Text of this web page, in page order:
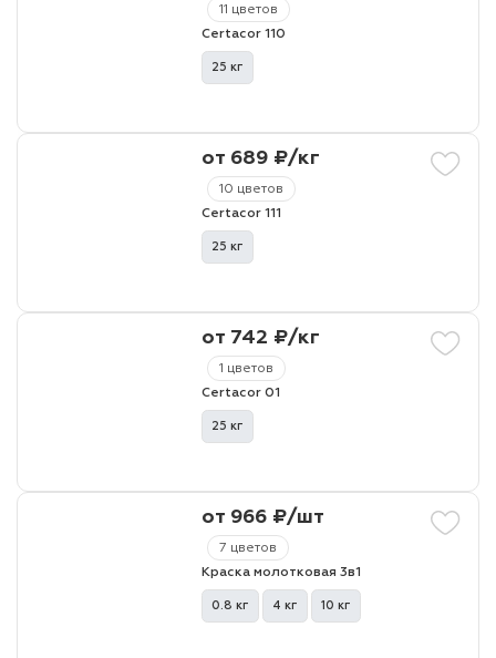
11 цветов
Certacor 110
25 кг
10 цветов
от 689 ₽/кг
Certacor 111
25 кг
1 цветов
от 742 ₽/кг
Certacor 01
25 кг
7 цветов
от 966 ₽/шт
Краска молотковая 3в1
0.8 кг 4 кг 10 кг